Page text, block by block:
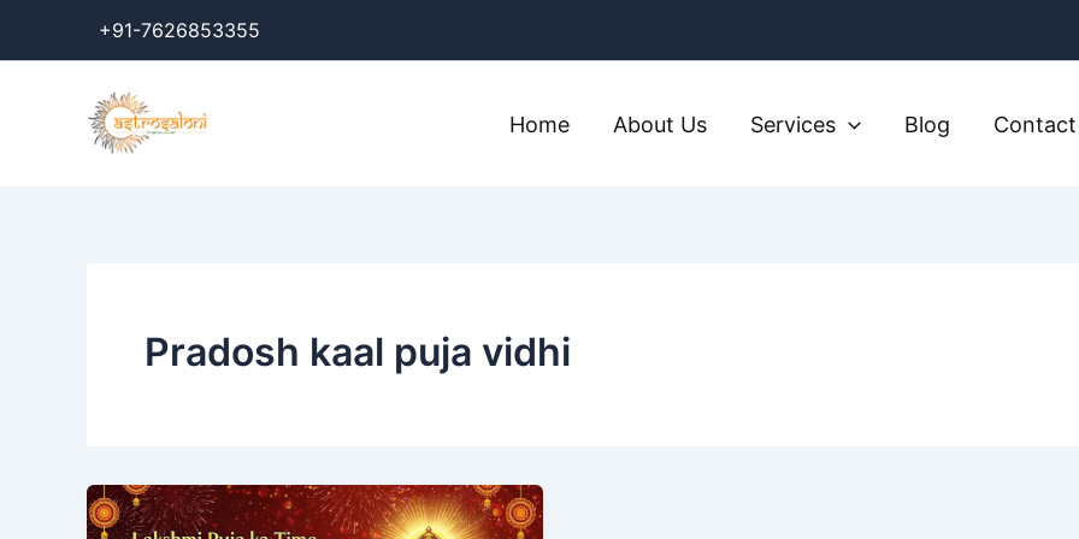
+91-7626853355
Home About Us Services Blog
Pradosh kaal puja vidhi